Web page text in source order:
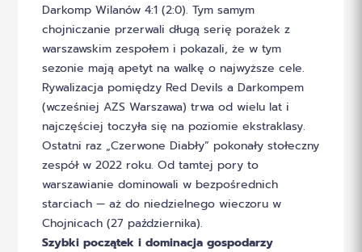
Darkomp Wilanów 4:1 (2:0). Tym samym
chojniczanie przerwali długą serię porażek z
warszawskim zespołem i pokazali, że w tym
sezonie mają apetyt na walkę o najwyższe cele.
Rywalizacja pomiędzy Red Devils a Darkompem
(wcześniej AZS Warszawa) trwa od wielu lat i
najczęściej toczyła się na poziomie ekstraklasy.
Ostatni raz „Czerwone Diabły” pokonały stołeczny
zespół w 2022 roku. Od tamtej pory to
warszawianie dominowali w bezpośrednich
starciach — aż do niedzielnego wieczoru w
Chojnicach (27 października).
Szybki początek i dominacja gospodarzy